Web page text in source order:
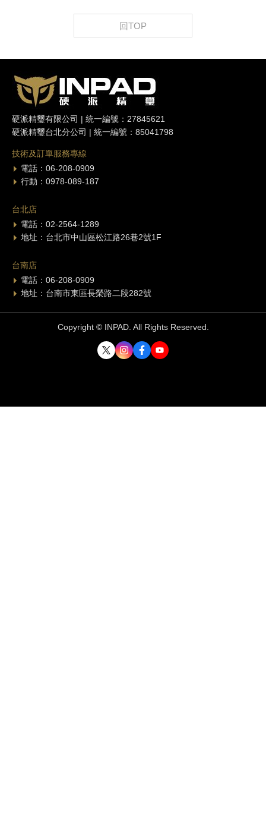
回TOP
硬派精璽有限公司 | 統一編號：27845621
硬派精璽台北分公司 | 統一編號：85041798
技術及訂單服務專線
電話：06-208-0909
行動：0978-089-187
台北店
電話：02-2564-1289
地址：台北市中山區松江路26巷2號1F
台南店
電話：06-208-0909
地址：台南市東區長榮路二段282號
Copyright © INPAD. All Rights Reserved.